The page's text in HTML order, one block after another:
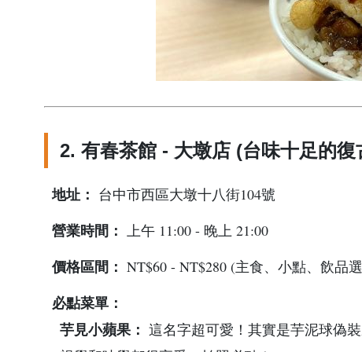
2. 有春茶館 - 大墩店 (台味十足的復
地址： 台中市西區大墩十八街104號
營業時間： 上午 11:00 - 晚上 21:00
價格區間： NT$60 - NT$280 (主食、小點、飲品
必點菜單：
芋見小蘋果： 這名字超可愛！其實是芋泥球偽